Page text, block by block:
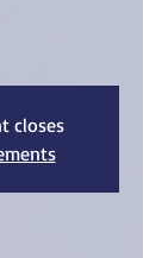
closes